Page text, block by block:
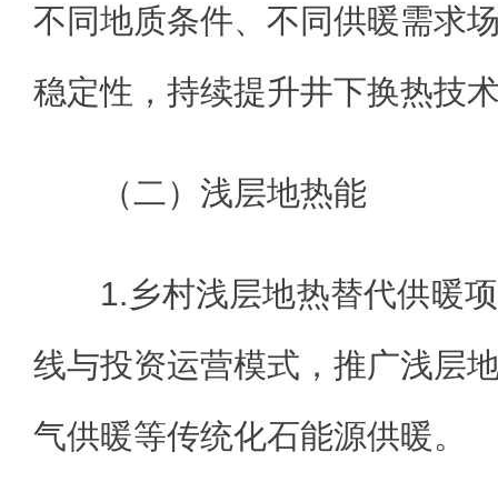
不同地质条件、不同供暖需求
稳定性，持续提升井下换热技
（二）浅层地热能
1.乡村浅层地热替代供暖
线与投资运营模式，推广浅层
气供暖等传统化石能源供暖。